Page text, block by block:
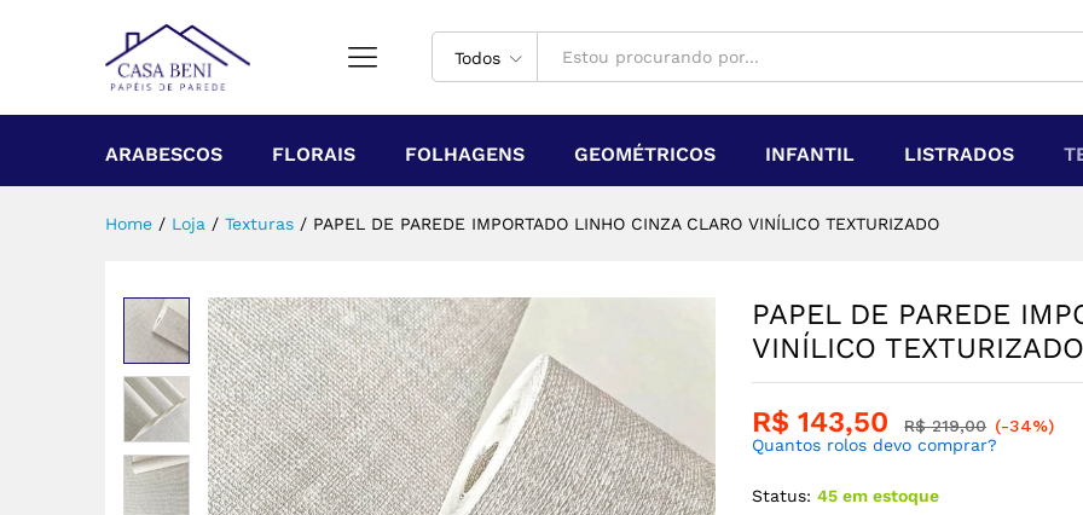
Todos
ARABESCOS FLORAIS FOLHAGENS GEOMÉTRICOS INFANTIL LISTRADOS
Home / Loja / Texturas / PAPEL DE PAREDE IMPORTADO LINHO CINZA CLARO VINÍLICO TEXTURIZADO
PAPEL DE PAREDE
VINÍLICO TEXTURIZADO
R$ 143,50 R$219,00 (-34%)
Quantos rolos devo comprar?
Status: 45 em estoque